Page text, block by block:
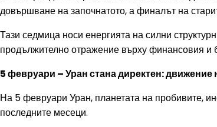
довършване на започнатото, а финалът на
Тази седмица носи енергията на силни
продължително отражение върху финансовия и
5 февруари – Уран стана директен: движение
На 5 февруари Уран, планетата на пробивите,
последните месеци.